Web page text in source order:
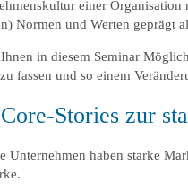
einer
Normen und Werten geprägt
in diesem Seminar
fassen und so einem
Stories zur
Unternehmen haben starke